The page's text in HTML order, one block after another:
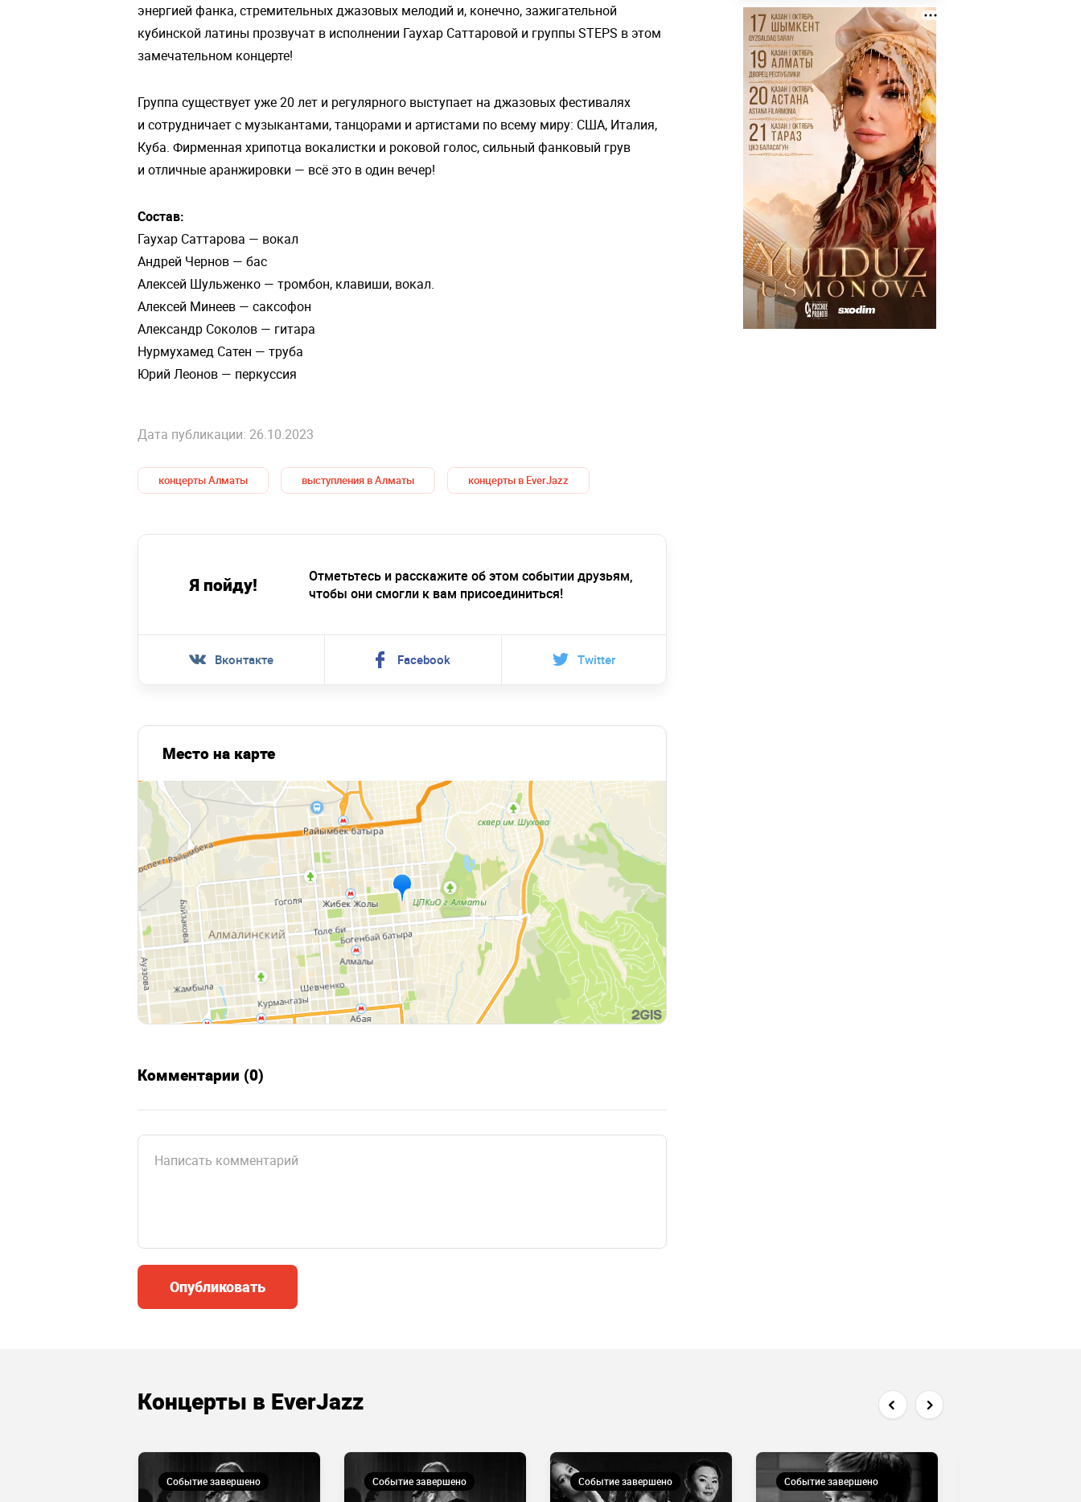
энергией фанка, стремительных джазовых мелодий и, конечно, зажигательной
кубинской латины прозвучат в исполнении Гаухар Саттаровой и группы STEPS в этом
замечательном концерте!
Группа существует уже 20 лет и регулярного выступает на джазовых фестивалях
и сотрудничает с музыкантами, танцорами и артистами по всему миру: США, Италия,
Куба. Фирменная хрипотца вокалистки и роковой голос, сильный фанковый грув
и отличные аранжировки — всё это в один вечер!
Состав:
Гаухар Саттарова — вокал
Андрей Чернов — бас
Алексей Шульженко — тромбон, клавиши, вокал.
Алексей Минеев — саксофон
Александр Соколов — гитара
Нурмухамед Сатен — труба
Юрий Леонов — перкуссия
Дата публикации: 26.10.2023
концерты Алматы выступления в Алматы концерты в EverJazz
Я пойду!
Отметьтесь и расскажите об этом событии друзьям,
чтобы они смогли к вам присоединиться!
Вконтакте Facebook Twitter
Место на карте
Комментарии (0)
Опубликовать
Концерты в EverJazz
Событие завершено Событие завершено Событие завершено Событие завершено